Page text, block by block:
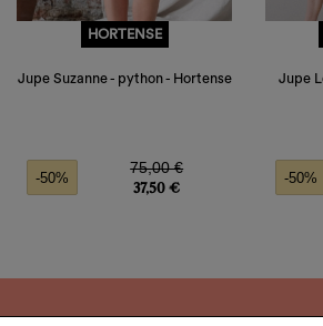
HORTENSE
Jupe Suzanne - python - Hortense
Prix de base
75,00 €
-50%
Prix
37,50 €
Jupe
-50%